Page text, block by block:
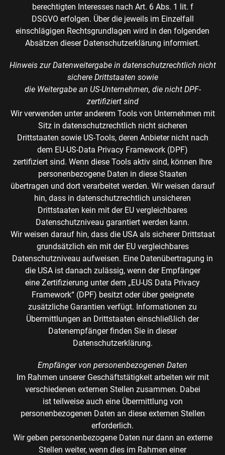
berechtigten Interesses nach Art. 6 Abs. 1 lit. f
DSGVO erfolgen. Über die jeweils im Einzelfall
einschlägigen Rechtsgrundlagen wird in den folgenden
Absätzen dieser Datenschutzerklärung informiert.
Hinweis zur Datenweitergabe in datenschutzrechtlich nicht
sichere Drittstaaten sowie
die Weitergabe an US-Unternehmen, die nicht DPF-
zertifiziert sind
Wir verwenden unter anderem Tools von Unternehmen mit
Sitz in datenschutzrechtlich nicht sicheren
Drittstaaten sowie US-Tools, deren Anbieter nicht nach
dem EU-US-Data Privacy Framework (DPF)
zertifiziert sind. Wenn diese Tools aktiv sind, können Ihre
personenbezogene Daten in diese Staaten
übertragen und dort verarbeitet werden. Wir weisen darauf
hin, dass in datenschutzrechtlich unsicheren
Drittstaaten kein mit der EU vergleichbares
Datenschutzniveau garantiert werden kann.
Wir weisen darauf hin, dass die USA als sicherer Drittstaat
grundsätzlich ein mit der EU vergleichbares
Datenschutzniveau aufweisen. Eine Datenübertragung in
die USA ist danach zulässig, wenn der Empfänger
eine Zertifizierung unter dem „EU-US Data Privacy
Framework“ (DPF) besitzt oder über geeignete
zusätzliche Garantien verfügt. Informationen zu
Übermittlungen an Drittstaaten einschließlich der
Datenempfänger finden Sie in dieser
Datenschutzerklärung.
Empfänger von personenbezogenen Daten
Im Rahmen unserer Geschäftstätigkeit arbeiten wir mit
verschiedenen externen Stellen zusammen. Dabei
ist teilweise auch eine Übermittlung von
personenbezogenen Daten an diese externen Stellen
erforderlich.
Wir geben personenbezogene Daten nur dann an externe
Stellen weiter, wenn dies im Rahmen einer